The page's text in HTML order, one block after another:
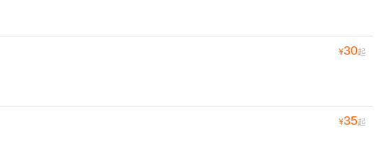
¥30起
¥35起